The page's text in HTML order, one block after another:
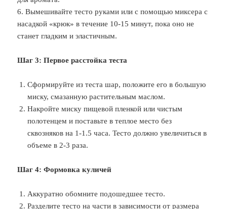
6. Вымешивайте тесто руками или с помощью миксера с
насадкой «крюк» в течение 10-15 минут, пока оно не
станет гладким и эластичным.
Шаг 3: Первое расстойка теста
Сформируйте из теста шар, положите его в большую
миску, смазанную растительным маслом.
Накройте миску пищевой пленкой или чистым
полотенцем и поставьте в теплое место без
сквозняков на 1-1.5 часа. Тесто должно увеличиться в
объеме в 2-3 раза.
Шаг 4: Формовка куличей
Аккуратно обомните подошедшее тесто.
Разделите тесто на части в зависимости от размера